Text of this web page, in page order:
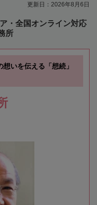
更新日：2026年8月6日
・全国オンライン対応
所
想いを伝える「想続」